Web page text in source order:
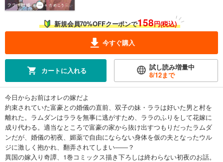
新規会員70%OFFクーポンで158円(税込)
今すぐ購入
カートに入れる
試し読み増量中
8/12まで
今日からお前はオレの嫁だよ
約束されていた富豪との婚儀の直前、双子の妹・ララは好いた男と村を
離れた。ラムダンはララを無事に逃がすため、ララのふりをして花嫁に
成り代わる。適当なところで富豪の家から抜け出すつもりだったラムダ
ンだが、婚儀の初夜、媚薬で自由にならない身体を仮の夫となったウル
ジに激しく抱かれ、翻弄されてしまい――？
異国の嫁入り奇譚、1巻コミックス描き下ろしは終わらない初夜のお話。